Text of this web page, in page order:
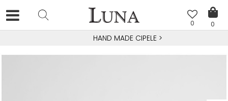
0
0
HAND MADE CIPELE>